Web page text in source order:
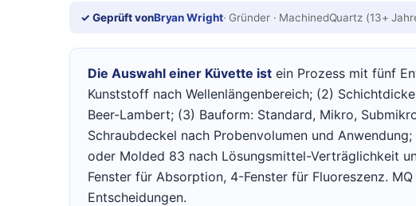
✓ Geprüft vonBryan Wright· Gründer · MachinedQuartz (13+
Die Auswahl einer Küvette ist ein Prozess mit fünf
Kunststoff nach Wellenlängenbereich; (2)
Beer-Lambert; (3) Bauform: Standard, Mikro,
Schraubdeckel nach Probenvolumen und
oder Molded 83 nach Lösungsmittel-Verträglichkeit
Fenster für Absorption, 4-Fenster für Fluoreszenz.
Entscheidungen.